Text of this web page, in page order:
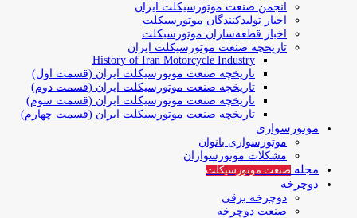
انجمن صنعت موتورسیکلت ایران
اخبار تولیدکنندگان موتورسیکلت
اخبار قطعه‌سازان موتورسیکلت
تاریخچه صنعت موتورسیکلت ایران
History of Iran Motorcycle Industry
تاریخچه صنعت موتورسیکلت ایران (قسمت اول)
تاریخچه صنعت موتورسیکلت ایران (قسمت دوم)
تاریخچه صنعت موتورسیکلت ایران (قسمت سوم)
تاریخچه صنعت موتورسیکلت ایران (قسمت چهارم)
موتورسواری
موتورسواری بانوان
مشکلات موتورسواران
مجله صنعت موتورسیکلت
دوچرخه
دوچرخه برقی
صنعت دوچرخه